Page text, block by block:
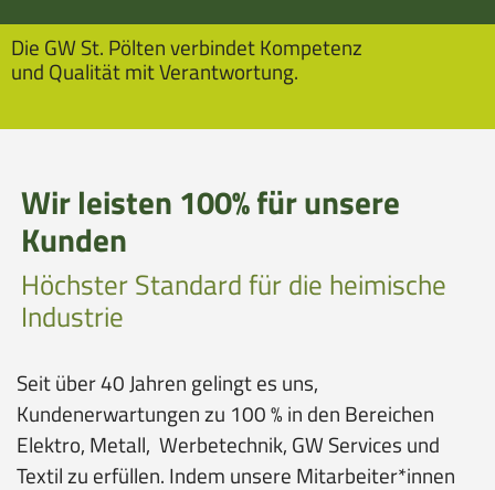
n
o
Die GW St. Pölten verbindet Kompetenz
und Qualität mit Verantwortung.
Wir leisten 100% für unsere
Kunden
Höchster Standard für die heimische
Industrie
Seit über 40 Jahren gelingt es uns,
Kundenerwartungen zu 100 % in den Bereichen
Elektro, Metall, Werbetechnik, GW Services und
Textil zu erfüllen. Indem unsere Mitarbeiter*innen